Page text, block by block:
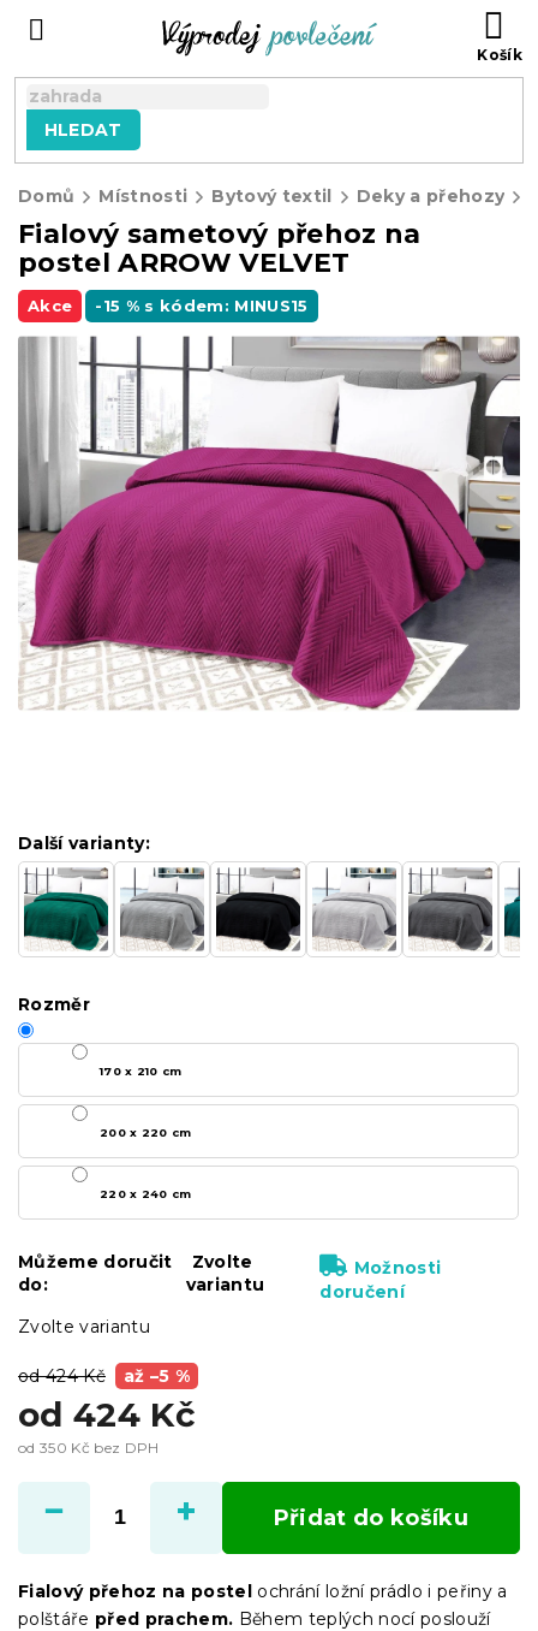
HLEDAT
Domů Místnosti Bytový textil Deky a přehozy
Fialový sametový přehoz na
postel ARROW VELVET
Akce -15 % s kódem: MINUS15
od 424 Kč až –5 %
od 424 Kč
od 350 Kč bez DPH
cena:
Zvolte variantu
Další varianty:
Rozměr
170 x 210 cm
200 x 220 cm
220 x 240 cm
Můžeme doručit
do:
Zvolte
variantu
Možnosti
doručení
Přidat do košíku
Fialový přehoz na postel ochrání ložní prádlo i peřiny a
polštáře před prachem. Během teplých nocí poslouží